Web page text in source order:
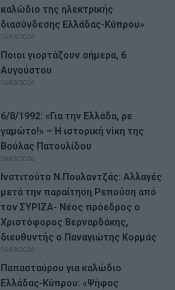
καλώδιο της ηλεκτρικής
διασύνδεσης Ελλάδας-Κύπρου»
06/08/2026
Ποιοι γιορτάζουν σήμερα, 6
Αυγούστου
06/08/2026
6/8/1992: «Για την Ελλάδα, ρε
γαμώτο!» – Η ιστορική νίκη της
Βούλας Πατουλίδου
06/08/2026
Ινστιτούτο Ν.Πουλαντζάς: Αλλαγές
μετά την παραίτηση Ρεπούση από
τον ΣΥΡΙΖΑ- Νέος πρόεδρος ο
Χριστόφορος Βερναρδάκης,
διευθυντής ο Παναγιώτης Κορμάς
06/08/2026
Παπασταύρου για καλώδιο
Ελλάδας-Κύπρου: «Ψήφος